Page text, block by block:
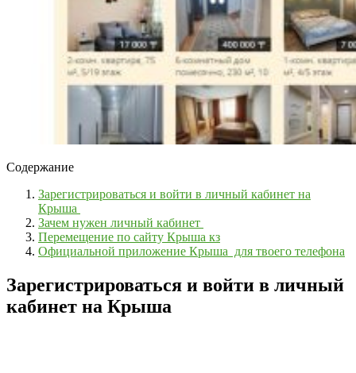
Содержание
Зарегистрироваться и войти в личный кабинет на
Крыша
Зачем нужен личный кабинет
Перемещение по сайту Крыша кз
Официальной приложение Крыша для твоего телефона
Зарегистрироваться и войти в личный
кабинет на Крыша